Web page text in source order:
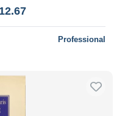
Professional